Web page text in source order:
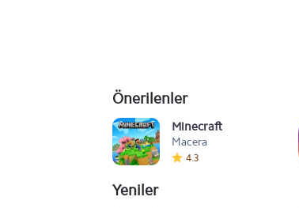
Önerilenler
Minecraft
Macera
4.3
Yeniler